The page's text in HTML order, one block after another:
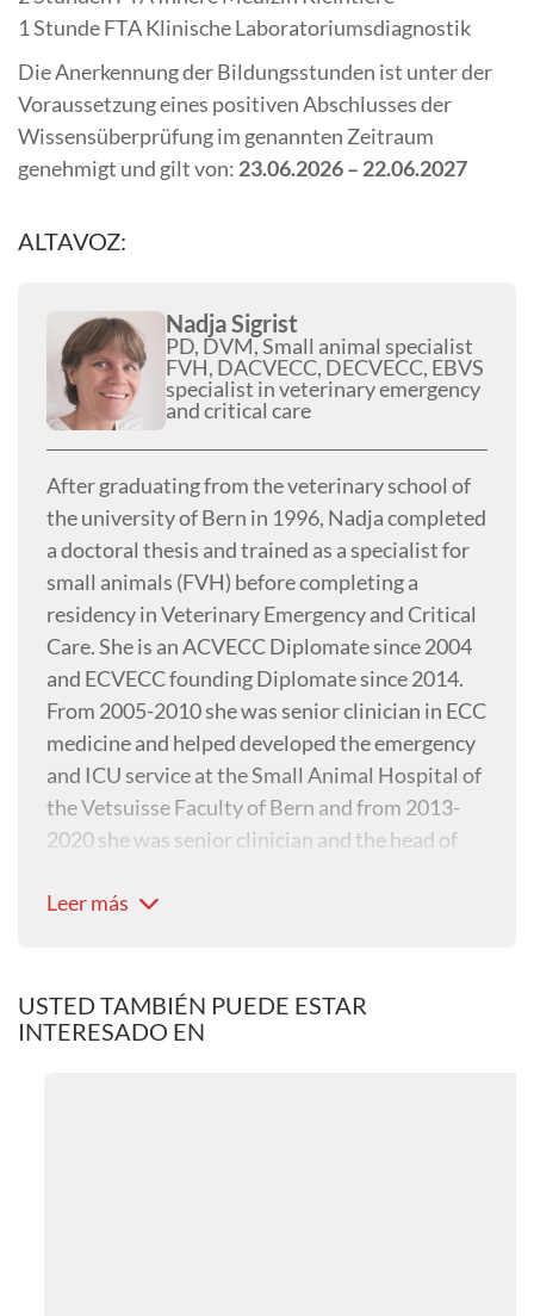
1 Stunde FTA Klinische Laboratoriumsdiagnostik
Die Anerkennung der Bildungsstunden ist unter der
Voraussetzung eines positiven Abschlusses der
Wissensüberprüfung im genannten Zeitraum
genehmigt und gilt von: 23.06.2026 – 22.06.2027
ALTAVOZ:
Nadja Sigrist
PD, DVM, Small animal specialist
FVH, DACVECC, DECVECC, EBVS
specialist in veterinary emergency
and critical care
After graduating from the veterinary school of
the university of Bern in 1996, Nadja completed
a doctoral thesis and trained as a specialist for
small animals (FVH) before completing a
residency in Veterinary Emergency and Critical
Care. She is an ACVECC Diplomate since 2004
and ECVECC founding Diplomate since 2014.
From 2005-2010 she was senior clinician in ECC
medicine and helped developed the emergency
and ICU service at the Small Animal Hospital of
the Vetsuisse Faculty of Bern and from 2013-
2020 she was senior clinician and the head of
Small Animal Hospital of the Vetsuisse Faculty
concentrate on her own company VET ECC CE
(Veterinary Emergency and Critical Care
Leer más
USTED TAMBIÉN PUEDE ESTAR
INTERESADO EN